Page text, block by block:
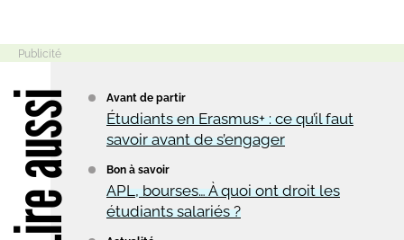
Avant de partir
Étudiants en Erasmus+ : ce qu’il faut
savoir avant de s’engager
Bon à savoir
APL, bourses… À quoi ont droit les
étudiants salariés ?